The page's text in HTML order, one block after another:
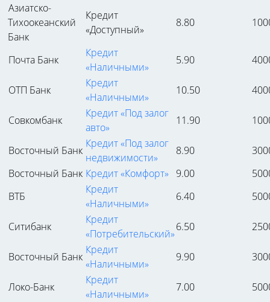
Азиатско-
Тихоокеанский
Банк
Кредит
«Доступный»
8.80
Почта Банк
Кредит
«Наличными»
5.90
ОТП Банк
Кредит
«Наличными»
10.50
Совкомбанк
Кредит «Под залог
авто»
11.90
Восточный Банк
Кредит «Под залог
недвижимости»
8.90
Восточный Банк Кредит «Комфорт» 9.00
ВТБ
Кредит
«Наличными»
6.40
Ситибанк
Кредит
«Потребительский»
6.50
Восточный Банк
Кредит
«Наличными»
9.90
Локо-Банк
Кредит
«Наличными»
7.00